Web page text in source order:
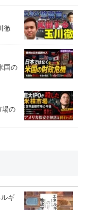
徹
国の
場の
ギ